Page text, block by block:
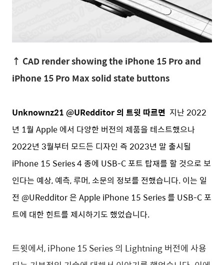
↑ CAD render showing the iPhone 15 Pro and
iPhone 15 Pro Max solid state buttons
Unknownz21 @URedditor 의 트윗 따르면 지난 2022
년 1월 Apple 에서 다양한 버전의 제품을 테스트했으나
2022년 3월부터 모드든 디자인 즉 2023년 말 출시될
iPhone 15 Series 4 종에 USB-C 포트 탑재를 할 것으로 보
인다는 예상, 예측, 루머, 소문의 정보를 전했습니다. 이는 일
전 @URedditor 은 Apple iPhone 15 Series 를 USB-C 포
트에 대한 힌트를 제시하기도 했었습니다.
트윗에서, iPhone 15 Series 의 Lightning 버전에 사용